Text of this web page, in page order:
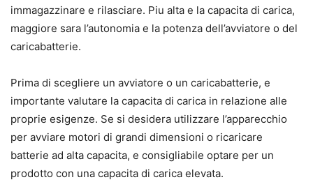
immagazzinare e rilasciare. Piu alta e la capacita di carica,
maggiore sara l’autonomia e la potenza dell’avviatore o del
caricabatterie.
Prima di scegliere un avviatore o un caricabatterie, e
importante valutare la capacita di carica in relazione alle
proprie esigenze. Se si desidera utilizzare l’apparecchio
per avviare motori di grandi dimensioni o ricaricare
batterie ad alta capacita, e consigliabile optare per un
prodotto con una capacita di carica elevata.